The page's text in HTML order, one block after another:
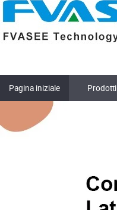
Pagina iniziale Prodotti